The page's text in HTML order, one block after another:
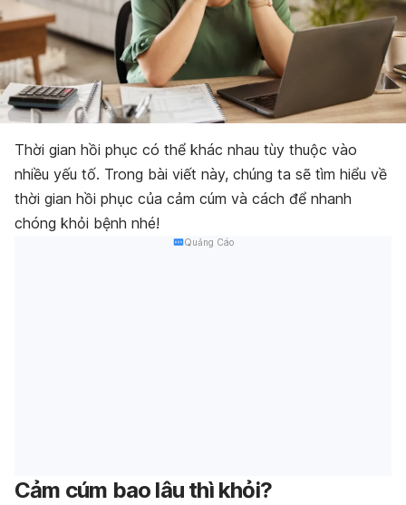
Thời gian hồi phục có thể khác nhau tùy thuộc vào
nhiều yếu tố. Trong bài viết này, chúng ta sẽ tìm hiểu về
thời gian hồi phục của cảm cúm và cách để nhanh
chóng khỏi bệnh nhé!
Quảng Cáo
Cảm cúm bao lâu thì khỏi?